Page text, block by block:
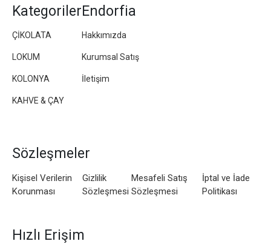
Kategoriler
ÇİKOLATA
LOKUM
KOLONYA
KAHVE & ÇAY
Endorfia
Hakkımızda
Kurumsal Satış
İletişim
Sözleşmeler
Kişisel Verilerin
Korunması
Gizlilik
Sözleşmesi
Mesafeli Satış
Sözleşmesi
İptal ve İade
Politikası
Hızlı Erişim